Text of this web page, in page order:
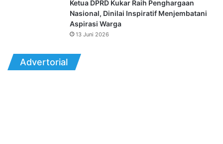
Ketua DPRD Kukar Raih Penghargaan
Nasional, Dinilai Inspiratif Menjembatani
Aspirasi Warga
13 Juni 2026
Advertorial